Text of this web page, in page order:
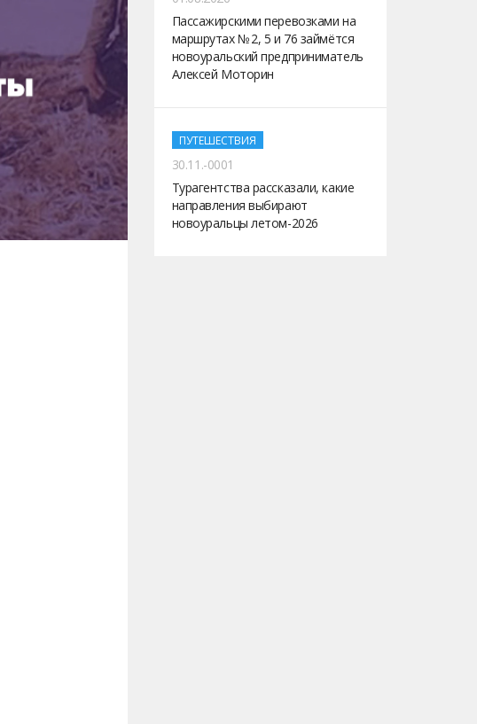
Пассажирскими перевозками на
маршрутах № 2, 5 и 76 займётся
новоуральский предприниматель
Алексей Моторин
ПУТЕШЕСТВИЯ
30.11.-0001
Турагентства рассказали, какие
направления выбирают
новоуральцы летом-2026